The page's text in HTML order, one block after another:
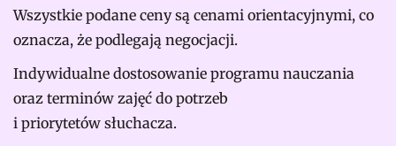
Wszystkie podane ceny są cenami orientacyjnymi, co
oznacza, że podlegają negocjacji.
Indywidualne dostosowanie programu nauczania
oraz terminów zajęć do potrzeb
i priorytetów słuchacza.